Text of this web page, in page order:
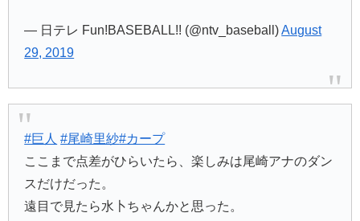
— 日テレ Fun!BASEBALL!! (@ntv_baseball)August
29, 2019
#巨人 #尾崎里紗#カープ
ここまで点差がひらいたら、楽しみは尾崎アナのダン
スだけだった。
遠目で見たら水卜ちゃんかと思った。